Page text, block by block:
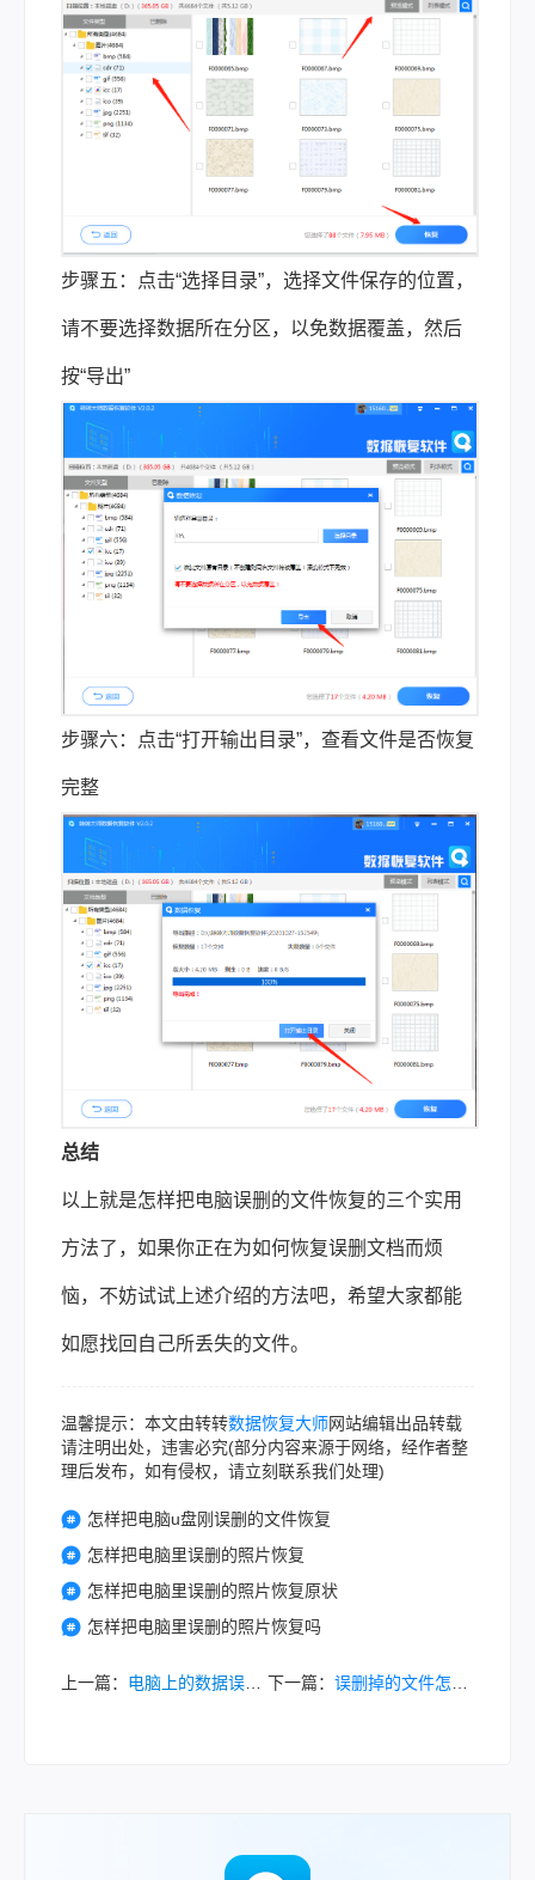
步骤五：点击“选择目录”，选择文件保存的位置，
请不要选择数据所在分区，以免数据覆盖，然后
按“导出”
步骤六：点击“打开输出目录”，查看文件是否恢复
完整
总结
以上就是怎样把电脑误删的文件恢复的三个实用
方法了，如果你正在为如何恢复误删文档而烦
恼，不妨试试上述介绍的方法吧，希望大家都能
如愿找回自己所丢失的文件。
温馨提示：本文由转转数据恢复大师网站编辑出品转载
请注明出处，违害必究(部分内容来源于网络，经作者整
理后发布，如有侵权，请立刻联系我们处理)
怎样把电脑u盘刚误删的文件恢复
怎样把电脑里误删的照片恢复
怎样把电脑里误删的照片恢复原状
怎样把电脑里误删的照片恢复吗
上一篇： 电脑上的数据误删了怎么恢复？别慌，这里教你恢复数据的全攻略！ 下一篇： 误删掉的文件怎么恢复？三种方法帮你找回丢失的文件！